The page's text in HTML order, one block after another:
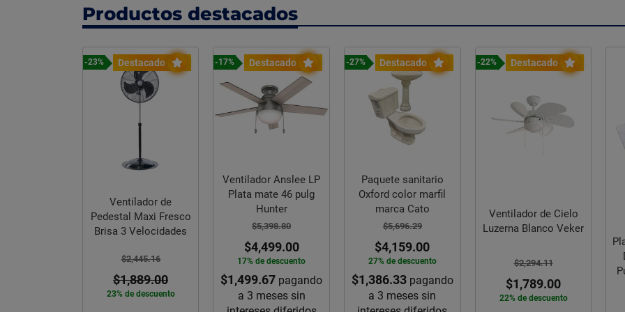
Productos destacados
Destacado
-17%
Plata mate 46 pulg
Hunter
$5,398.80
17% de descuento
$1,499.67pagando
a 3 meses sin
Destacado
-27%
Paquete sanitario
Oxford color marfil
marca Cato
$5,696.29
$4,159.00
27% de descuento
$1,386.33pagando
a 3 meses sin
Destacado
-22%
Ventilador de Cielo
Luzerna Blanco Veker
$2,294.11
$1,789.00
22% de descuento
Destacado
Densidad 16 de 2”
Pulgadas 1.22 x 2.44
m